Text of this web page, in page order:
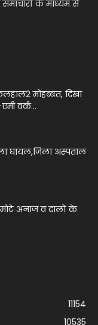
के माध्यम से
मोहब्बत, दिखा
वर्क...
घायल,जिला अस्पताल
अनाज व दालों के
11154
10535